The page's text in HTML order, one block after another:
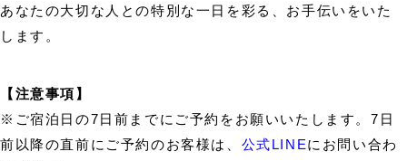
あなたの大切な人との特別な一日を彩る、お手伝いをいた
します。
【注意事項】
※ご宿泊日の7日前までにご予約をお願いいたします。7日
前以降の直前にご予約のお客様は、 公式LINEにお問い合わ